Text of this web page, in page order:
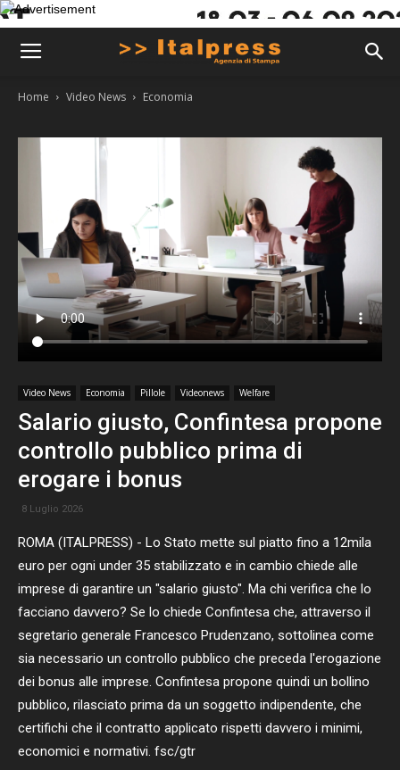
Home Video News Economia
Video News Economia Pillole Videonews Welfare
Salario giusto, Confintesa propone
controllo pubblico prima di
erogare i bonus
8 Luglio 2026
ROMA (ITALPRESS) - Lo Stato mette sul piatto fino a 12mila
euro per ogni under 35 stabilizzato e in cambio chiede alle
imprese di garantire un "salario giusto". Ma chi verifica che lo
facciano davvero? Se lo chiede Confintesa che, attraverso il
segretario generale Francesco Prudenzano, sottolinea come
sia necessario un controllo pubblico che preceda l'erogazione
dei bonus alle imprese. Confintesa propone quindi un bollino
pubblico, rilasciato prima da un soggetto indipendente, che
certifichi che il contratto applicato rispetti davvero i minimi,
economici e normativi. fsc/gtr